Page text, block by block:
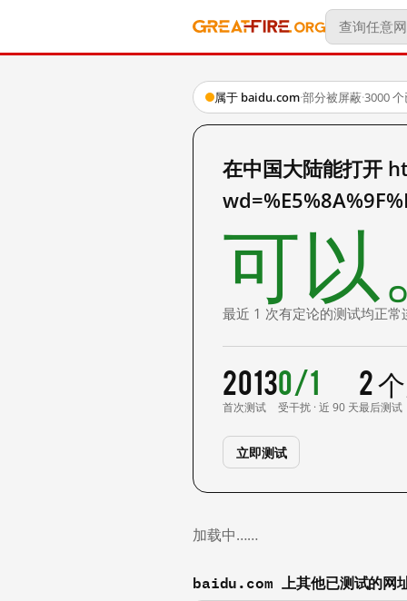
属于 baidu.com·部分被屏蔽·3000
在中国大陆能打开
可以
最近 1 次有定论的测试均正常
2013
首次测试
0/1
受干扰 · 近 90 天
2
最后测试
立即测试
加载中……
baidu.com 上其他已测试的网